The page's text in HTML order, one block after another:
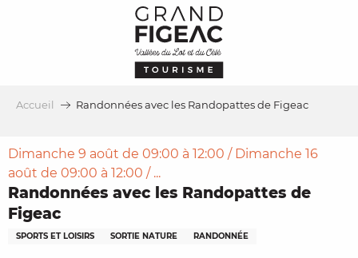
Accueil Randonnées avec les Randopattes de Figeac
Dimanche 9 août de 09:00 à 12:00 / Dimanche 16
août de 09:00 à 12:00 / ...
Randonnées avec les Randopattes de
Figeac
SPORTS ET LOISIRS SORTIE NATURE RANDONNÉE